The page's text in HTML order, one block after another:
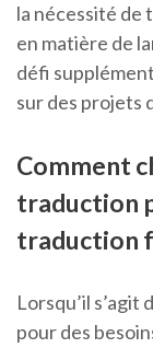
la nécessité de
en matière de
défi
sur des projets
Comment
traduction
traduction
Lorsqu’il
pour des